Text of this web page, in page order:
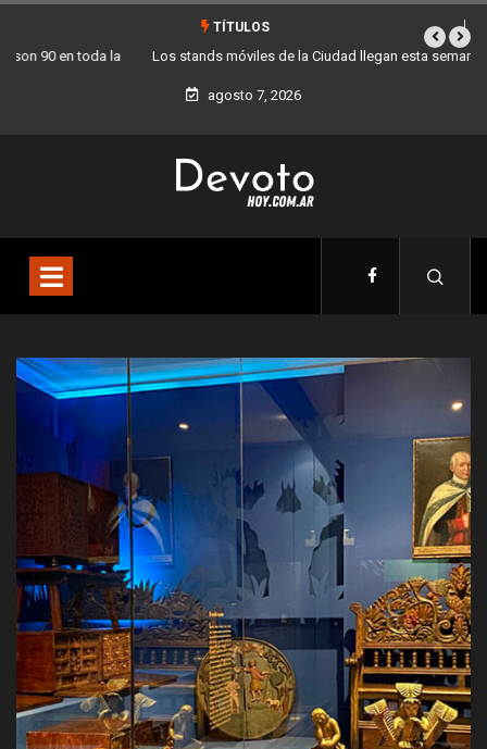
TÍTULOS
Los stands móviles de la Ciudad llegan esta semana a Villa Devoto
agosto 7, 2026